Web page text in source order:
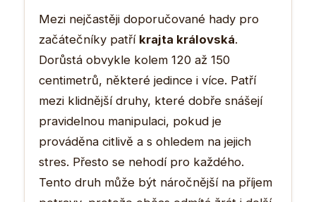
Mezi nejčastěji doporučované hady pro
začátečníky patří krajta královská.
Dorůstá obvykle kolem 120 až 150
centimetrů, některé jedince i více. Patří
mezi klidnější druhy, které dobře snášejí
pravidelnou manipulaci, pokud je
prováděna citlivě a s ohledem na jejich
stres. Přesto se nehodí pro každého.
Tento druh může být náročnější na příjem